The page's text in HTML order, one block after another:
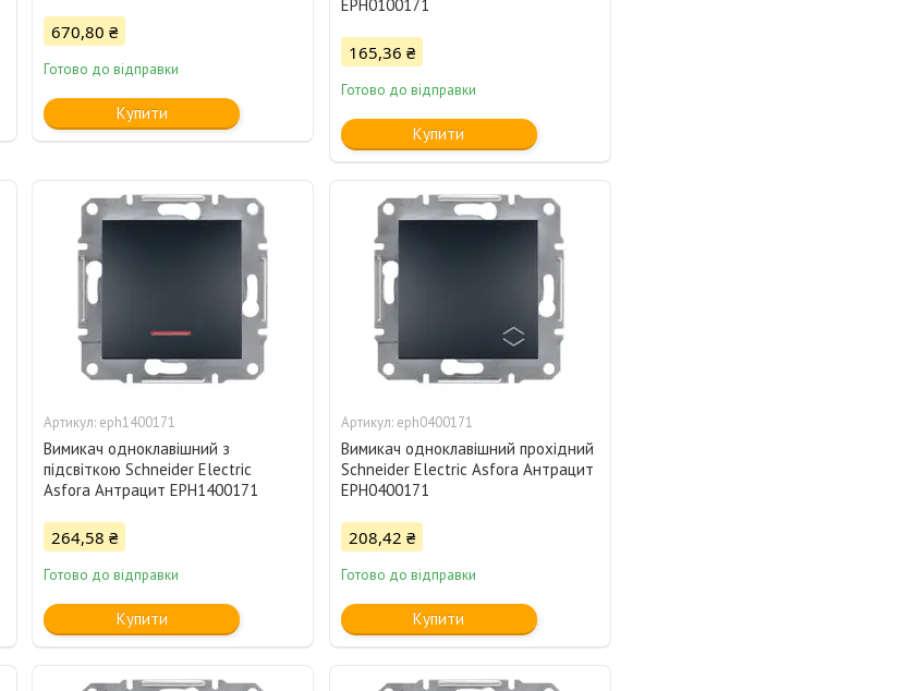
670,80 ₴
Готово до відправки
Купити
EPH0100171
165,36 ₴
Готово до відправки
Купити
eph1400171
Вимикач одноклавішний з
підсвіткою Schneider Electric
Asfora Антрацит EPH1400171
264,58 ₴
Готово до відправки
Купити
eph0400171
Вимикач одноклавішний прохідний
Schneider Electric Asfora Антрацит
EPH0400171
208,42 ₴
Готово до відправки
Купити